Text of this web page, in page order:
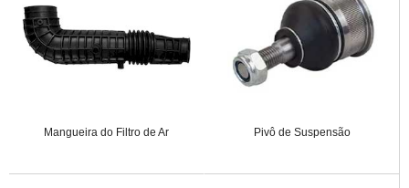
Mangueira do Filtro de Ar Pivô de Suspensão